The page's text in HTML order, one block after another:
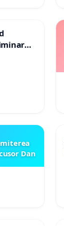
Dan